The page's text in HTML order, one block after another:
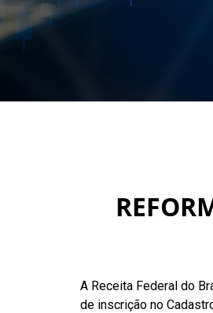
A Receita Federal do
de inscrição no